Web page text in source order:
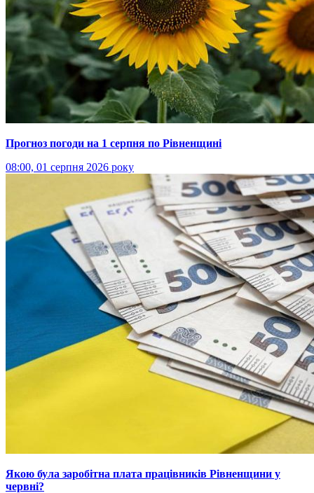
Прогноз погоди на 1 серпня по Рівненщині
08:00, 01 серпня 2026 року
Якою була заробітна плата працівників Рівненщини у
червні?